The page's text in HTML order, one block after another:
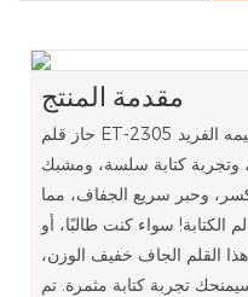
مقدمة المنتج
حاز قلم ET-2305 الجديد على استحسان السوق بتصميمه الفريد
وتجربة كتابة سلسة، ومشبك
وحبر سريع الجفاف، مما
الكتابة! سواء كنت طالبًا، أو
القلم الجاف خفيف الوزن،
تجربة كتابة مثمرة. تم